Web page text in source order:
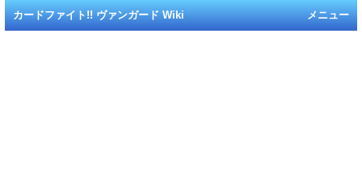
メニュー
カードファイト!! ヴァンガード Wiki